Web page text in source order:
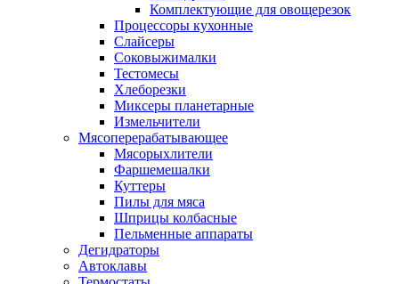
Комплектующие для овощерезок
Процессоры кухонные
Слайсеры
Соковыжималки
Тестомесы
Хлеборезки
Миксеры планетарные
Измельчители
Мясоперерабатывающее
Мясорыхлители
Фаршемешалки
Куттеры
Пилы для мяса
Шприцы колбасные
Пельменные аппараты
Дегидраторы
Автоклавы